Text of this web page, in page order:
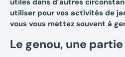
utiliser pour vos activités de
vous vous mettez souvent à
Le genou, une